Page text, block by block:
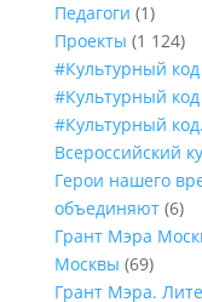
Педагоги (1)
Проекты (1 124)
#Культурный
#Культурный
#Культурный
Всероссийский
Герои нашего
объединяют(6)
Грант Мэра
Москвы (69)
Грант Мэра.